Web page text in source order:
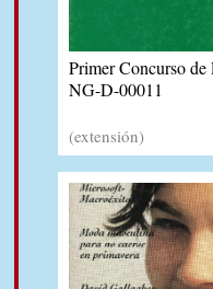
Primer Concurso
NG-D-00011
(extensión)